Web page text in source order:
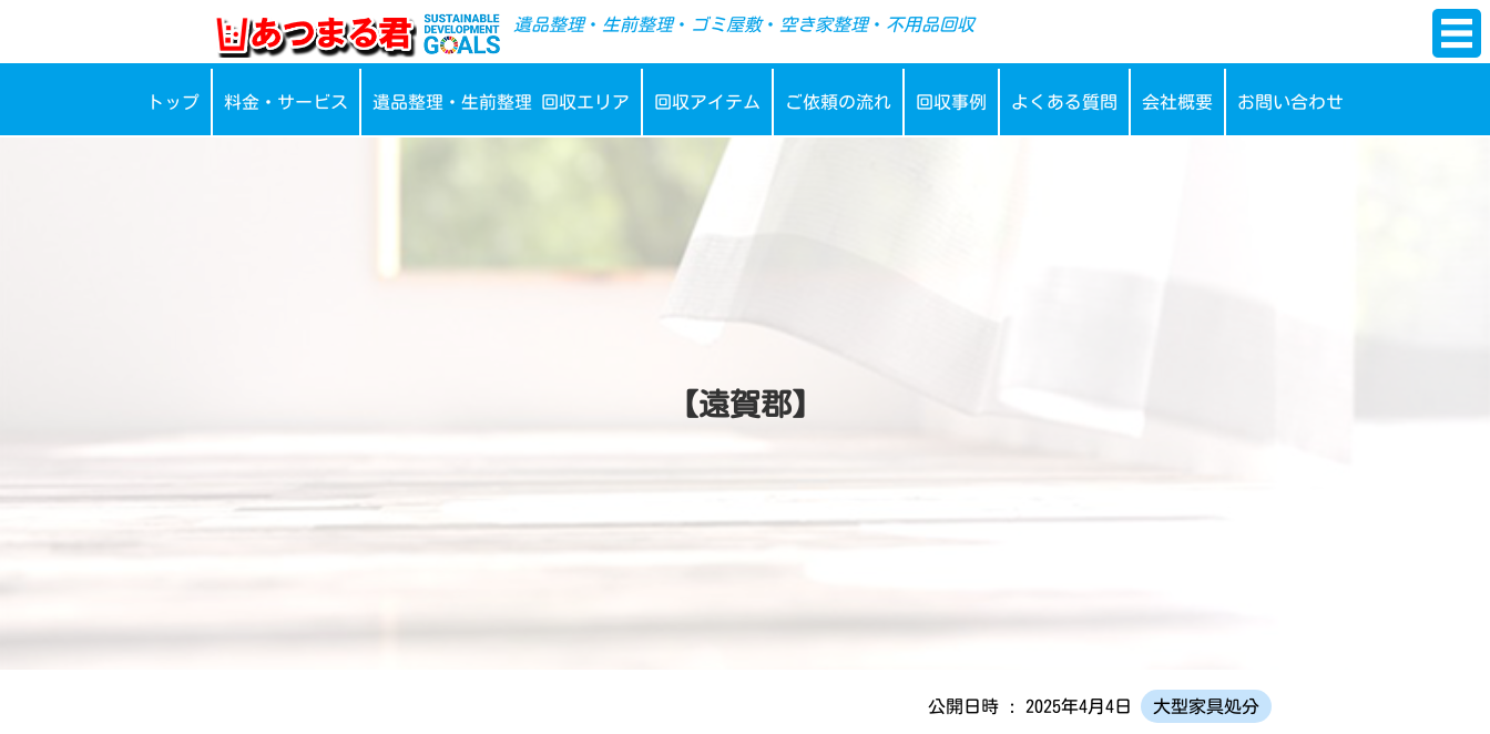
-->
遺品整理・ 生前整理・ ゴミ屋敷・ 空き家整理・ 不用品回収
トップ 料金・サービス 遺品整理・生前整理 回収エリア 回収アイテム ご依頼の流れ 回収事例 よくある質問 会社概要 お問い合わせ
【遠賀郡】
公開日時 : 2025年4月4日 大型家具処分